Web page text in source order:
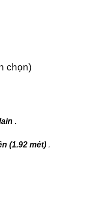
chọn)
.
(1.92 mét) .